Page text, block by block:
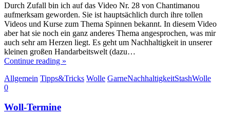
Durch Zufall bin ich auf das Video Nr. 28 von Chantimanou
aufmerksam geworden. Sie ist hauptsächlich durch ihre tollen
Videos und Kurse zum Thema Spinnen bekannt. In diesem Video
aber hat sie noch ein ganz anderes Thema angesprochen, was mir
auch sehr am Herzen liegt. Es geht um Nachhaltigkeit in unserer
kleinen großen Handarbeitswelt (dazu…
Continue reading »
Allgemein Tipps&Tricks Wolle GarneNachhaltigkeitStashWolle
0
Woll-Termine